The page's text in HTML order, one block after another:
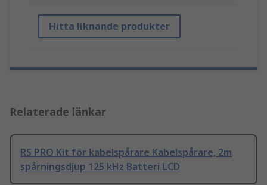
Hitta liknande produkter
Relaterade länkar
RS PRO Kit för kabelspårare Kabelspårare, 2m
spårningsdjup 125 kHz Batteri LCD